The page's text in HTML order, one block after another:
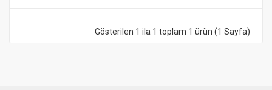
Gösterilen 1 ila 1 toplam 1 ürün (1 Sayfa)